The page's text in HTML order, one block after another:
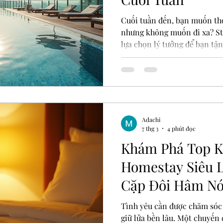
Cuối tuần đến, bạn muốn
nhưng không muốn đi xa?
lựa chọn lý tưởng để bạn
thư giãn ngay giữa lòng
hấp dẫn, từ những khách
bơi trên tầng thượng khách
Sài Gòn Staycation Sài Gòn
Khám Phá Top
Homestay Siêu
Cặp Đôi Hâm
Tại TP HCM
Tình yêu cần được chăm
giữ lửa bền lâu. Một
Adachi
7 thg 3
4 phút đọc